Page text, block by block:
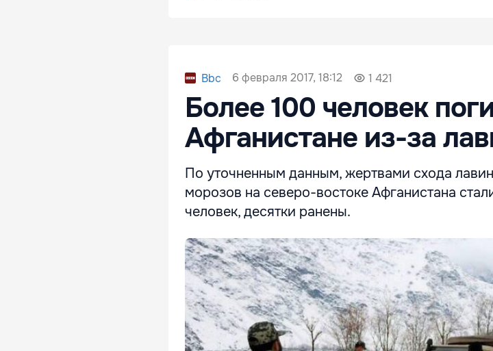
Bbc 6 февраля 2017, 18:12 1 421
Более 100 человек
Афганистане из-за
По уточненным данным, жертвами схода
морозов на северо-востоке Афганистана
человек, десятки ранены.